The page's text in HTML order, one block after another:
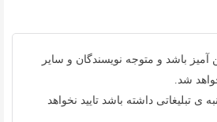
آمیز باشد و متوجه نویسندگان و سایر
شد.
ی تبلیغاتی داشته باشد تایید نخواهد